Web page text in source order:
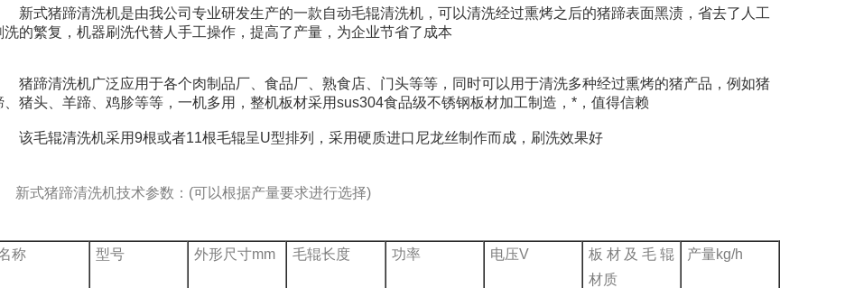
式猪蹄清洗机是由我公司专业研发生产的一款自动毛辊清洗机，可以清洗经过熏烤之后的猪蹄表面黑渍，省去了人工
洗的繁复，机器刷洗代替人手工操作，提高了产量，为企业节省了成本
蹄清洗机广泛应用于各个肉制品厂、食品厂、熟食店、门头等等，同时可以用于清洗多种经过熏烤的猪产品，例如猪
、猪头、羊蹄、鸡胗等等，一机多用，整机板材采用sus304食品级不锈钢板材加工制造，*，值得信赖
毛辊清洗机采用9根或者11根毛辊呈U型排列，采用硬质进口尼龙丝制作而成，刷洗效果好
式猪蹄清洗机技术参数：(可以根据产量要求进行选择)
称 型号 外形尺寸mm 毛辊长度 功率 电压V
板材及毛辊
材质
产量kg/h